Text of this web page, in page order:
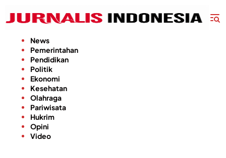
konten
News
Pemerintahan
Pendidikan
Politik
Ekonomi
Kesehatan
Olahraga
Pariwisata
Hukrim
Opini
Video